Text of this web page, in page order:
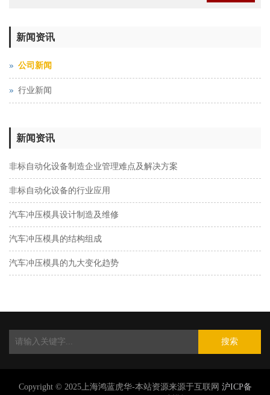
新闻资讯
公司新闻
行业新闻
新闻资讯
非标自动化设备制造企业管理难点及解决方案
非标自动化设备的行业应用
汽车冲压模具设计制造及维修
汽车冲压模具的结构组成
汽车冲压模具的九大变化趋势
搜索
Copyright © 2025上海鸿蓝虎华-本站资源来源于互联网 沪ICP备